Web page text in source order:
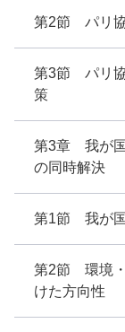
第2節 パリ
第3節 パリ協
策
第3章 我が国
の同時解決
第1節 我が国
第2節 環境・
けた方向性